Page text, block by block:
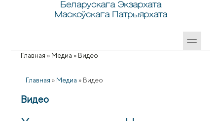
Беларускага Экзархата
Маскоўскага Патрыярхата
Главная » Медиа » Видео
Главная » Медиа » Видео
Видео